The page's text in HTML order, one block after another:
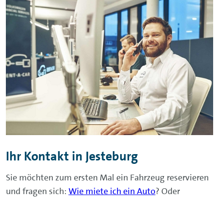
Ihr Kontakt in Jesteburg
Sie möchten zum ersten Mal ein Fahrzeug reservieren
und fragen sich: Wie miete ich ein Auto? Oder